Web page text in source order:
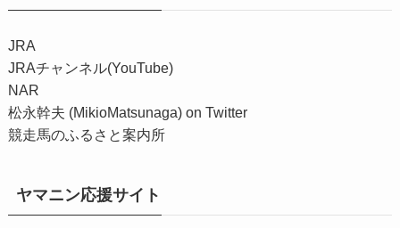
JRA
JRAチャンネル(YouTube)
NAR
松永幹夫 (MikioMatsunaga) on Twitter
競走馬のふるさと案内所
ヤマニン応援サイト